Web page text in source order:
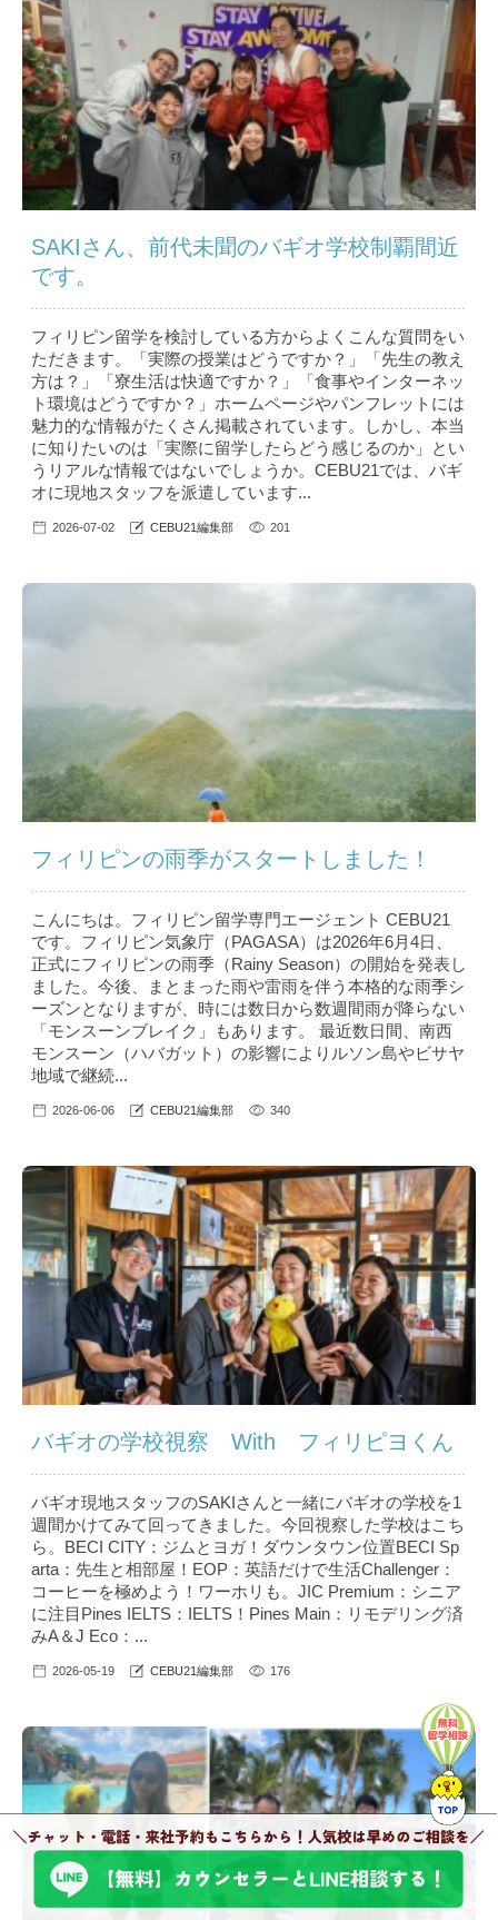
SAKIさん、前代未聞のバギオ学校制覇間近
です。
フィリピン留学を検討している方からよくこんな質問をい
ただきます。「実際の授業はどうですか？」「先生の教え
方は？」「寮生活は快適ですか？」「食事やインターネッ
ト環境はどうですか？」ホームページやパンフレットには
魅力的な情報がたくさん掲載されています。しかし、本当
に知りたいのは「実際に留学したらどう感じるのか」とい
うリアルな情報ではないでしょうか。CEBU21では、バギ
オに現地スタッフを派遣しています...
2026-07-02 CEBU21編集部 201
フィリピンの雨季がスタートしました！
こんにちは。フィリピン留学専門エージェント CEBU21
です。フィリピン気象庁（PAGASA）は2026年6月4日、
正式にフィリピンの雨季（Rainy Season）の開始を発表し
ました。今後、まとまった雨や雷雨を伴う本格的な雨季シ
ーズンとなりますが、時には数日から数週間雨が降らない
「モンスーンブレイク」もあります。 最近数日間、南西
モンスーン（ハバガット）の影響によりルソン島やビサヤ
地域で継続...
2026-06-06 CEBU21編集部 340
バギオの学校視察 With フィリピヨくん
バギオ現地スタッフのSAKIさんと一緒にバギオの学校を1
週間かけてみて回ってきました。今回視察した学校はこち
ら。BECI CITY：ジムとヨガ！ダウンタウン位置BECI Sp
arta：先生と相部屋！EOP：英語だけで生活Challenger：
コーヒーを極めよう！ワーホリも。JIC Premium：シニア
に注目Pines IELTS：IELTS！Pines Main：リモデリング済
みA＆J Eco：...
2026-05-19 CEBU21編集部 176